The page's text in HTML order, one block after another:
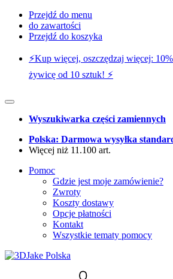
Przejdź do menu
do zawartości
Przejdź do koszyka
⚡️Kup więcej, oszczędzaj więcej:
żywicę od 10 sztuk! ⚡️
Wyszukiwarka części zamiennych
Polska: Darmowa wysyłka
Więcej niż 11.100 art.
Pomoc
Gdzie jest moje zamówienie?
Zwroty
Koszty dostawy
Opcje płatności
Kontakt
Wszystkie tematy pomocy